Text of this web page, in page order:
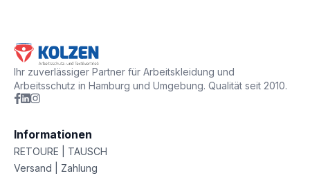
Ihr zuverlässiger Partner für Arbeitskleidung und
Arbeitsschutz in Hamburg und Umgebung. Qualität seit 2010.
Informationen
RETOURE | TAUSCH
Versand | Zahlung